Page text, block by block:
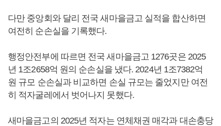
다만 중앙회와 달리 전국 새마을금고 실적을 합산하면
여전히 순손실을 기록했다.
행정안전부에 따르면 전국 새마을금고 1276곳은 2025
년 1조2658억 원의 순손실을 냈다. 2024년 1조7382억
원 규모 순손실과 비교하면 손실 규모는 줄었지만 여전
히 적자굴레에서 벗어나지 못했다.
새마을금고의 2025년 적자는 연체채권 매각과 대손충당